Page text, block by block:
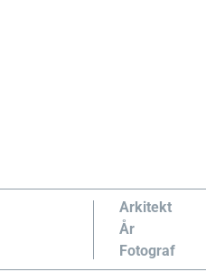
Arkitekt
År
Fotograf